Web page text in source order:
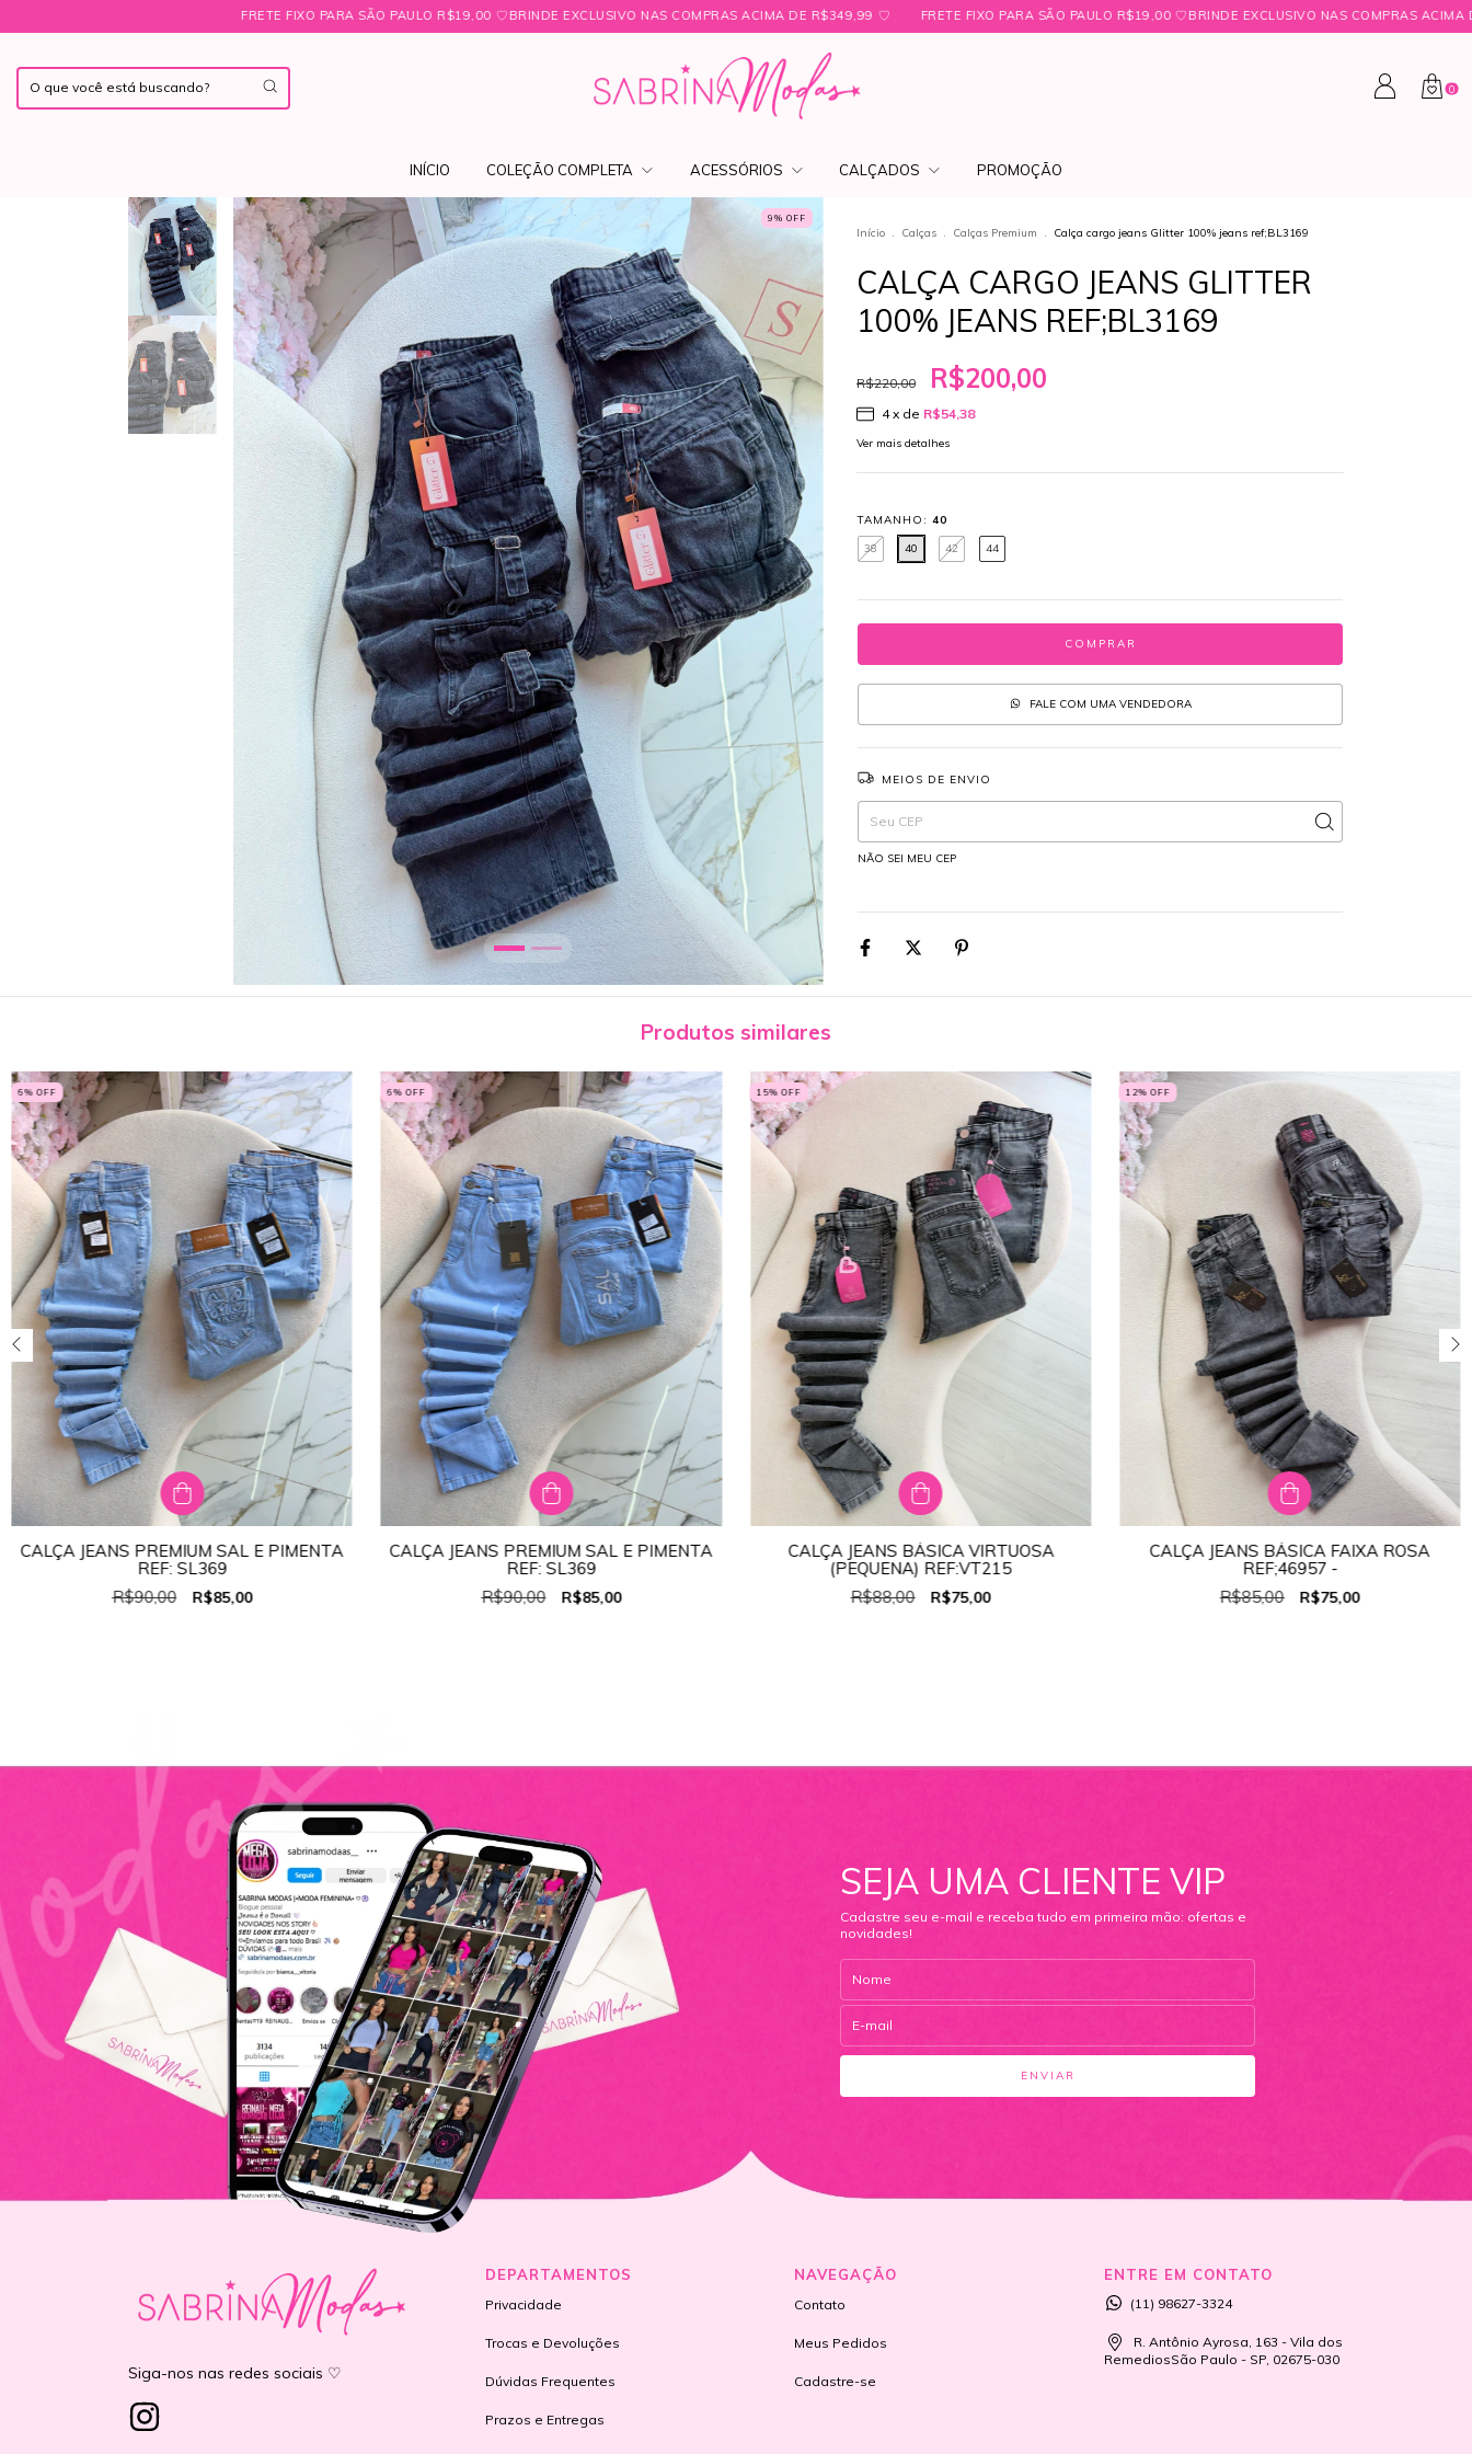
FRETE FIXO PARA SÃO PAULO R$19,00 ㅤ♡ㅤBRINDE EXCLUSIVO NAS COMPRAS ACIMA DE R$349,99 ㅤ♡ FRETE FIXO PARA SÃO PAULO R$19,00 ㅤ♡ㅤBRINDE EXCLUSIVO NAS COMPRAS ACIMA DE R$349,99 ㅤ♡ FRETE
0
INÍCIO COLEÇÃO COMPLETA ACESSÓRIOS CALÇADOS PROMOÇÃO
9 % OFF
Início . Calças . Calças Premium . Calça cargo jeans Glitter 100% jeans ref;BL3169
CALÇA CARGO JEANS GLITTER
100% JEANS REF;BL3169
R$220,00 R$200,00
4 x de R$54,38
Ver mais detalhes
TAMANHO: 40
38
40 42 44
FALE COM UMA VENDEDORA
MEIOS DE ENVIO
Entregas para o CEP:
ALTERAR CEP
NÃO SEI MEU CEP
Produtos similares
6% OFF
TAMANHO:40
CALÇA JEANS PREMIUM SAL E PIMENTA
REF: SL369
R$90,00
R$85,00
6% OFF
TAMANHO:38
CALÇA JEANS PREMIUM SAL E PIMENTA
REF: SL369
R$90,00
R$85,00
15% OFF
TAMANHO:38
34
36
CALÇA JEANS BÁSICA VIRTUOSA
(PEQUENA) REF:VT215
R$88,00
R$75,00
12% OFF
TAMANHO:36
40
CALÇA JEANS BÁSICA FAIXA ROSA
REF;46957 -
R$85,00
R$75,00
SEJA UMA CLIENTE VIP
Cadastre seu e-mail e receba tudo em primeira mão: ofertas e
novidades!
Siga-nos nas redes sociais ♡
DEPARTAMENTOS
Privacidade
Trocas e Devoluções
Dúvidas Frequentes
Prazos e Entregas
NAVEGAÇÃO
Contato
Meus Pedidos
Cadastre-se
ENTRE EM CONTATO
(11) 98627-3324
R. Antônio Ayrosa, 163 - Vila dos
RemediosSão Paulo - SP, 02675-030